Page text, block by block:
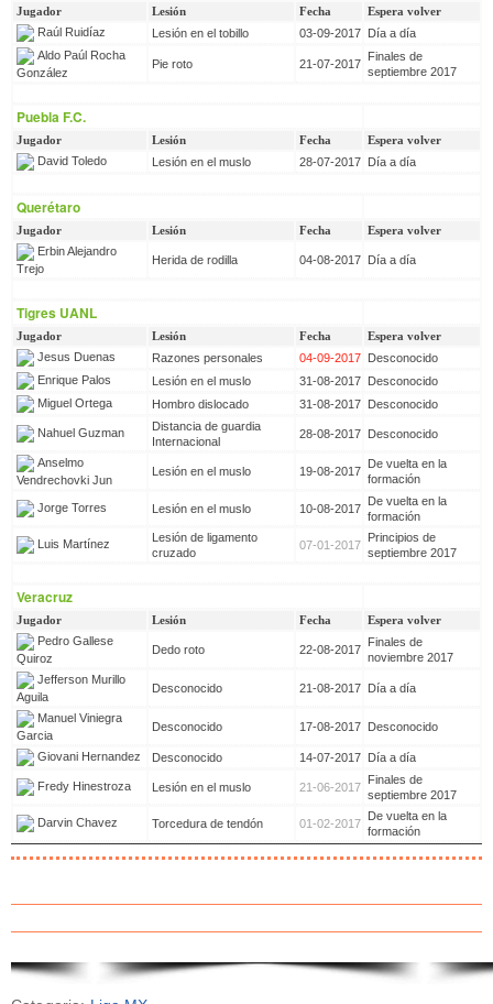
Jugador Lesión Fecha
Espera volver
Raúl Ruidíaz
Lesión en el tobillo 03-09-2017
Día a día
Aldo Paúl Rocha
González
Pie roto 21-07-2017
Finales de
septiembre 2017
Puebla F.C.
Jugador Lesión Fecha
Espera volver
David Toledo
Lesión en el muslo 28-07-2017 Día a día
Querétaro
Jugador Lesión Fecha
Espera volver
Erbin Alejandro
Trejo
Herida de rodilla 04-08-2017 Día a día
Tigres UANL
Jugador Lesión Fecha
Espera volver
Jesus Duenas
Razones personales 04-09-2017
Desconocido
Enrique Palos
Lesión en el muslo 31-08-2017
Desconocido
Miguel Ortega
Hombro dislocado 31-08-2017 Desconocido
Nahuel Guzman
Distancia de guardia
Internacional
28-08-2017 Desconocido
Anselmo
Vendrechovki Jun
Lesión en el muslo 19-08-2017
De vuelta en la
formación
Jorge Torres Lesión en el muslo 10-08-2017
De vuelta en la
formación
Luis Martínez
Lesión de ligamento
cruzado
07-01-2017
Principios de
septiembre 2017
Veracruz
Jugador Lesión Fecha
Espera volver
Pedro Gallese
Quiroz
Dedo roto 22-08-2017
Finales de
noviembre 2017
Jefferson Murillo
Aguila
Desconocido 21-08-2017 Día a día
Manuel Viniegra
Garcia
Desconocido 17-08-2017 Desconocido
Giovani Hernandez Desconocido 14-07-2017 Día a día
Fredy Hinestroza Lesión en el muslo 21-06-2017
Finales de
septiembre 2017
Darvin Chavez Torcedura de tendón 01-02-2017
De vuelta en la
formación